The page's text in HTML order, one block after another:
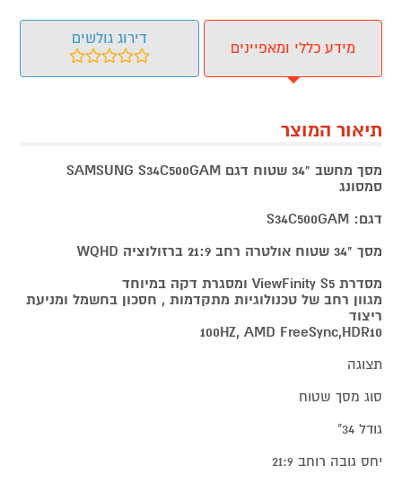
מידע כללי ומאפיינים
דירוג גולשים
תיאור המוצר
מסך מחשב "34 שטוח דגם SAMSUNG S34C500GAM
סמסונג
דגם: S34C500GAM
מסך "34 שטוח אולטרה רחב 21:9 ברזולוציה WQHD
מסדרת ViewFinity S5 ומסגרת דקה במיוחד
מגוון רחב של טכנולוגיות מתקדמות , חסכון בחשמל ומניעת
ריצוד
100HZ, AMD FreeSync,HDR10
תצוגה
סוג מסך שטוח
גודל 34"
יחס גובה רוחב 21:9